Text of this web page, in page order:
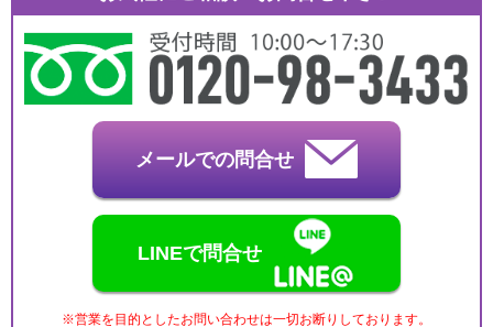
メールでの問合せ
LINEで問合せ
※営業を目的としたお問い合わせは一切お断りしております。